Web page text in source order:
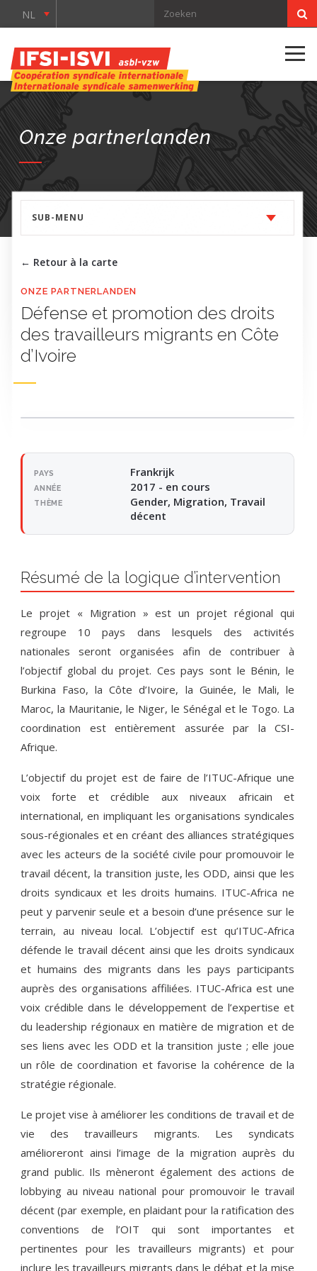
NL
Onze partnerlanden
SUB-MENU
← Retour à la carte
ONZE PARTNERLANDEN
Défense et promotion des droits
des travailleurs migrants en Côte
d’Ivoire
PAYS Frankrijk
ANNÉE 2017 - en cours
THÈME
Gender, Migration, Travail
décent
Résumé de la logique d’intervention
Le projet « Migration » est un projet régional qui
regroupe 10 pays dans lesquels des activités
nationales seront organisées afin de contribuer à
l’objectif global du projet. Ces pays sont le Bénin, le
Burkina Faso, la Côte d’Ivoire, la Guinée, le Mali, le
Maroc, la Mauritanie, le Niger, le Sénégal et le Togo. La
coordination est entièrement assurée par la CSI-
Afrique.
L’objectif du projet est de faire de l’ITUC-Afrique une
voix forte et crédible aux niveaux africain et
international, en impliquant les organisations syndicales
sous-régionales et en créant des alliances stratégiques
avec les acteurs de la société civile pour promouvoir le
travail décent, la transition juste, les ODD, ainsi que les
droits syndicaux et les droits humains. ITUC-Africa ne
peut y parvenir seule et a besoin d’une présence sur le
terrain, au niveau local. L’objectif est qu’ITUC-Africa
défende le travail décent ainsi que les droits syndicaux
et humains des migrants dans les pays participants
auprès des organisations affiliées. ITUC-Africa est une
voix crédible dans le développement de l’expertise et
du leadership régionaux en matière de migration et de
ses liens avec les ODD et la transition juste ; elle joue
un rôle de coordination et favorise la cohérence de la
stratégie régionale.
Le projet vise à améliorer les conditions de travail et de
vie des travailleurs migrants. Les syndicats
amélioreront ainsi l’image de la migration auprès du
grand public. Ils mèneront également des actions de
lobbying au niveau national pour promouvoir le travail
décent (par exemple, en plaidant pour la ratification des
conventions de l’OIT qui sont importantes et
pertinentes pour les travailleurs migrants) et pour
inclure les travailleurs migrants dans le débat et la mise